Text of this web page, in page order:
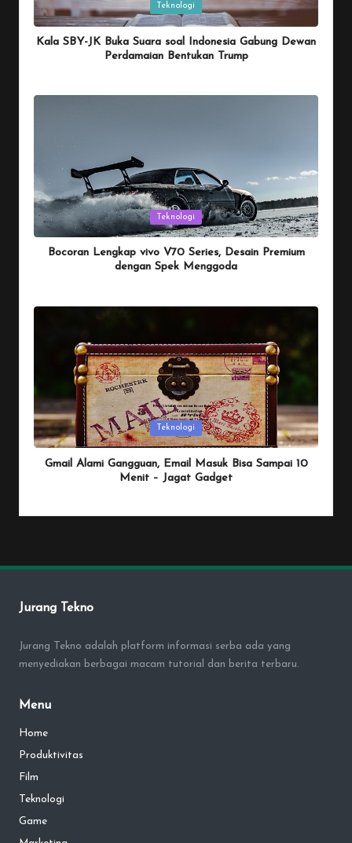
Posted
in
Teknologi
Kala SBY-JK Buka Suara soal Indonesia Gabung Dewan
Perdamaian Bentukan Trump
Posted
Teknologi
Bocoran Lengkap vivo V70 Series, Desain Premium
dengan Spek Menggoda
Posted
in
Teknologi
Gmail Alami Gangguan, Email Masuk Bisa Sampai 10
Menit – Jagat Gadget
by
Jurang Tekno
Jurang Tekno adalah platform informasi serba ada yang
menyediakan berbagai macam tutorial dan berita terbaru.
Menu
Home
Produktivitas
Film
Teknologi
Game